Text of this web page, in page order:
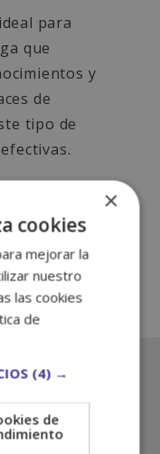
para
que
y
de
tipo de
contenidos
gratuita y
×
cookies
mejorar la
nuestro
las cookies
de
(4) →
de